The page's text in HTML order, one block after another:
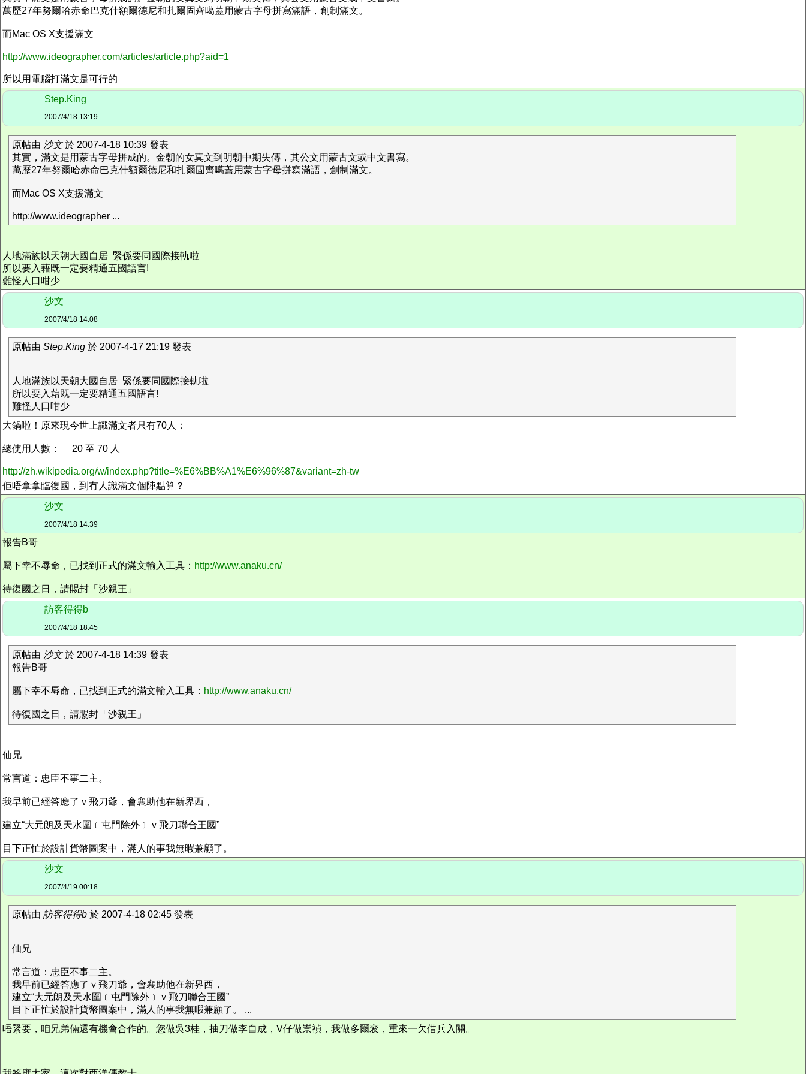
萬歷27年努爾哈赤命巴克什額爾德尼和扎爾固齊噶蓋用蒙古字母拼寫滿語，創制滿文。
而Mac OS X支援滿文
http://www.ideographer.com/articles/article.php?aid=1
所以用電腦打滿文是可行的
Step.King
2007/4/18 13:19
原帖由 沙文於 2007-4-18 10:39 發表
其實，滿文是用蒙古字母拼成的。金朝的女真文到明朝中期失傳，其公文用蒙古文或中文書寫。
萬歷27年努爾哈赤命巴克什額爾德尼和扎爾固齊噶蓋用蒙古字母拼寫滿語，創制滿文。
而Mac OS X支援滿文
http://www.ideographer ...
人地滿族以天朝大國自居 緊係要同國際接軌啦
所以要入藉既一定要精通五國語言!
難怪人口咁少
沙文
2007/4/18 14:08
原帖由 Step.King 於 2007-4-17 21:19 發表
人地滿族以天朝大國自居 緊係要同國際接軌啦
所以要入藉既一定要精通五國語言!
難怪人口咁少
大鍋啦！原來現今世上識滿文者只有70人：
總使用人數： 20 至 70 人
http://zh.wikipedia.org/w/index.php?title=%E6%BB%A1%E6%96%87&variant=zh-tw
佢唔拿拿臨復國，到冇人識滿文個陣點算？
沙文
2007/4/18 14:39
報告B哥
屬下幸不辱命，已找到正式的滿文輸入工具： http://www.anaku.cn/
待復國之日，請賜封「沙親王」
訪客得得b
2007/4/18 18:45
原帖由 沙文於 2007-4-18 14:39 發表
報告B哥
屬下幸不辱命，已找到正式的滿文輸入工具： http://www.anaku.cn/
待復國之日，請賜封「沙親王」
仙兄
常言道：忠臣不事二主。
我早前已經答應了ｖ飛刀爺，會襄助他在新界西，
建立“大元朗及天水圍﹝屯門除外﹞ｖ飛刀聯合王國”
目下正忙於設計貨幣圖案中，滿人的事我無暇兼顧了。
沙文
2007/4/19 00:18
原帖由 訪客得得b 於 2007-4-18 02:45 發表
仙兄
常言道：忠臣不事二主。
我早前已經答應了ｖ飛刀爺，會襄助他在新界西，
建立“大元朗及天水圍﹝屯門除外﹞ｖ飛刀聯合王國”
目下正忙於設計貨幣圖案中，滿人的事我無暇兼顧了。 ...
唔緊要，咱兄弟倆還有機會合作的。您做吳3桂，抽刀做李自成，V仔做崇禎，我做多爾衮，重來一欠借兵入關。